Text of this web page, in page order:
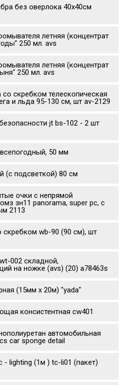
без оверлока 40х40см
летняя (концентрат
250 мл. avs
летняя (концентрат
250 мл. avs
скребком телескопическая
и льда 95-130 см, шт av-2129
jt bs-102 - 2 шт
50 мм
(с подсветкой) 80 см
очки с непрямой
зн11 panorama, super pc, с
2113
скребком wb-90 (90 см), шт
002 складной,
на ножке (avs) (20) a78463s
(15мм х 20м) "yada"
консистентная cw401
автомобильная
car sponge detail
- lighting (1м ) tc-li01 (пакет)